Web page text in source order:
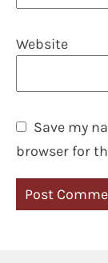
Website
Save my
browser for